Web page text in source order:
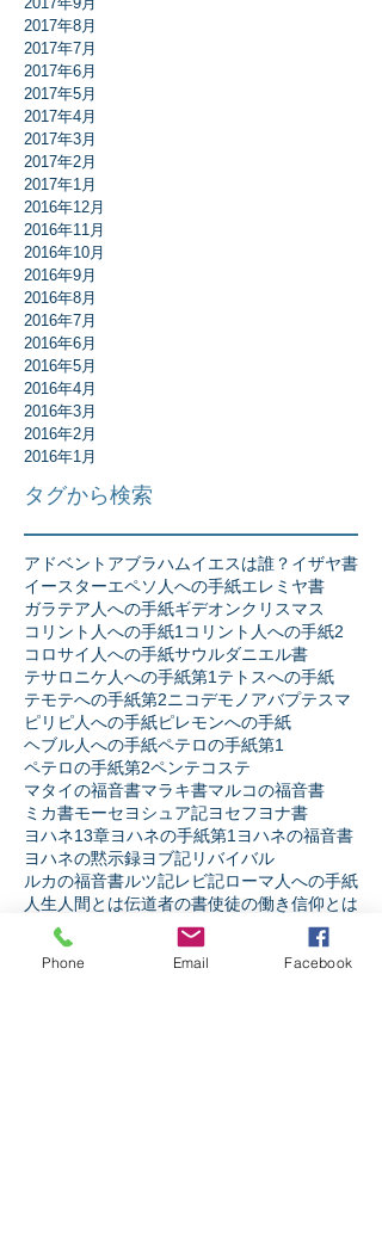
2017年8月
2017年7月
2017年6月
2017年5月
2017年4月
2017年3月
2017年2月
2017年1月
2016年12月
2016年11月
2016年10月
2016年9月
2016年8月
2016年7月
2016年6月
2016年5月
2016年4月
2016年3月
2016年2月
2016年1月
タグから検索
アドベント アブラハムイエスは誰？ イザヤ書
イースターエペソ人への手紙エレミヤ書
ガラテア人への手紙ギデオンクリスマス
コリント人への手紙1 コリント人への手紙2
コロサイ人への手紙サウルダニエル書
テサロニケ人への手紙第1 テトスへの手紙
テモテへの手紙第2ニコデモ ノアバプテスマ
ピリピ人への手紙ピレモンへの手紙
ヘブル人への手紙ペテロの手紙第1
ペテロの手紙第2ペンテコステ
マタイの福音書マラキ書マルコの福音書
ミカ書モーセヨシュア記ヨセフヨナ書
ヨハネ13章ヨハネの手紙第1 ヨハネの福音書
ヨハネの黙示録ヨブ記リバイバル
ルカの福音書ルツ記レビ記ローマ人への手紙
人生 人間とは伝道者の書使徒の働き信仰とは
出エジプト記
十字架の力
士師記
天の御国とは
宗教か信仰か 弟子訓練摂理
新約聖書
民数記 申命記神とは
Phone Email Facebook